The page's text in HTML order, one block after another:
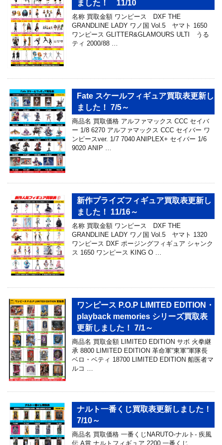
ました！ 11/10
名称 買取金額 ワンピース DXF THE
GRANDLINE LADY ワノ国 Vol.5 ヤマト 1650
ワンピース GLITTER&GLAMOURS ULTI うる
ティ 2000/88 …
Fate スケールフィギュア買取表更新し
ました！ 7/5～
商品名 買取価格 アルファマックス CCC セイバ
ー 1/8 6270 アルファマックス CCC セイバー ワ
ンピースver. 1/7 7040 ANIPLEX+ セイバー 1/6
9020 ANIP …
新作プライズフィギュア買取表更新し
ました！ 11/16～
名称 買取金額 ワンピース DXF THE
GRANDLINE LADY ワノ国 Vol.5 ヤマト 1320
ワンピース DXF ポージングフィギュア シャンク
ス 1650 ワンピース KING O …
ワンピース P.O.P LIMITED EDITION・
playback memories シリーズ買取表
更新しました！ 7/1～
商品名 買取金額 LIMITED EDITION サボ 火拳継
承 8800 LIMITED EDITION 革命軍“東軍”軍隊長
ベロ・ベティ 18700 LIMITED EDITION 船医者マ
ルコ …
ナルト一番くじ買取表更新しました！
7/10～
商品名 買取価格 一番くじNARUTO-ナルト- 疾風
伝 A賞 ナルトフィギュア 2200 一番くじ